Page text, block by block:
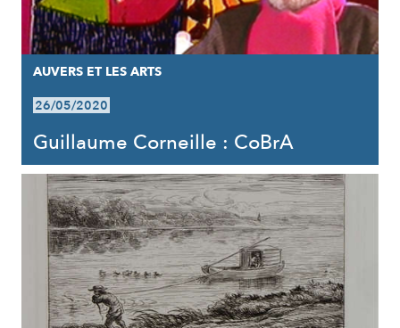
AUVERS ET LES ARTS
26/05/2020
Guillaume Corneille : CoBrA